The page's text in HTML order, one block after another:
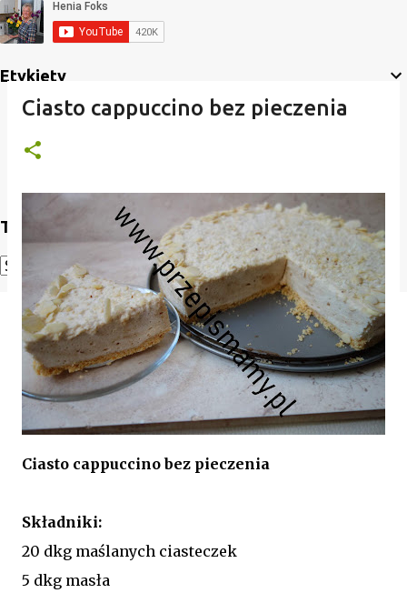
Etykiety
Translate
Powered by Translate
Ciasto cappuccino bez pieczenia
Ciasto cappuccino bez pieczenia
Składniki:
20 dkg maślanych ciasteczek
5 dkg masła